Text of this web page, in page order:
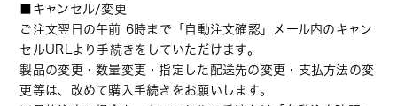
■キャンセル/変更
ご注文翌日の午前 6時まで「自動注文確認」メール内のキャン
セルURLより手続きをしていただけます。
製品の変更・数量変更・指定した配送先の変更・支払方法の変
更等は、改めて購入手続きをお願いします。